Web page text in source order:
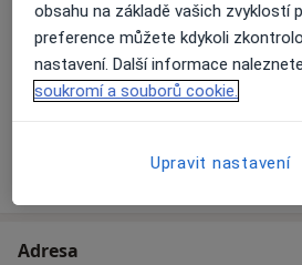
Kyselina hyaluronová
Od 0 Kč Detaily
+ 3 služby
Jak fungují ceny?
Adresa
obsahu na základě vašich zvyklostí
preference můžete kdykoli
nastavení. Další informace
soukromí a souborů cookie.
Upravit nastavení